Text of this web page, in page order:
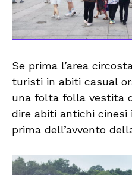
Se prima l’area
turisti in abiti casual
una folta folla vestita
dire abiti antichi cinesi
prima dell’avvento